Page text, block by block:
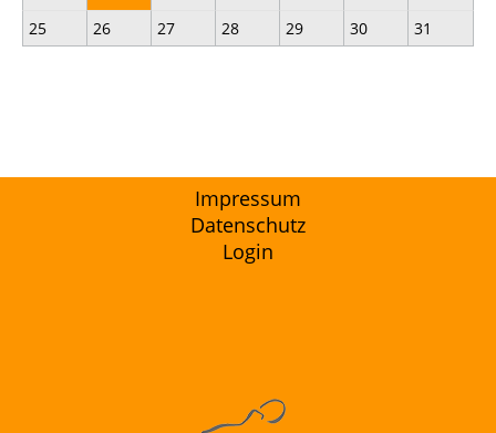
25
26 27 28 29 30 31
Impressum
Datenschutz
Login